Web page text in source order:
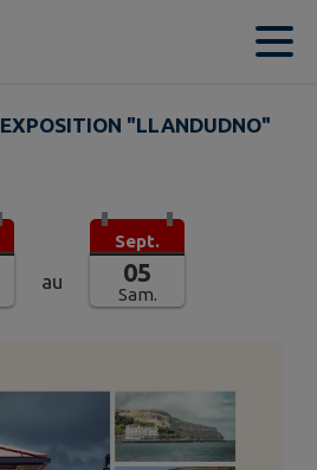
EXPOSITION "LLANDUDNO"
au
Sept.
05
Sam.